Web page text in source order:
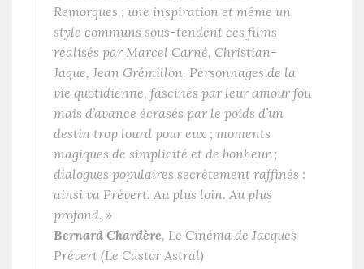
Remorques : une inspiration et même un
style communs sous-tendent ces films
réalisés par Marcel Carné, Christian-
Jaque, Jean Grémillon. Personnages de la
vie quotidienne, fascinés par leur amour fou
mais d’avance écrasés par le poids d’un
destin trop lourd pour eux ; moments
magiques de simplicité et de bonheur ;
dialogues populaires secrètement raffinés :
ainsi va Prévert. Au plus loin. Au plus
profond. »
Bernard Chardère, Le Cinéma de Jacques
Prévert (Le Castor Astral)